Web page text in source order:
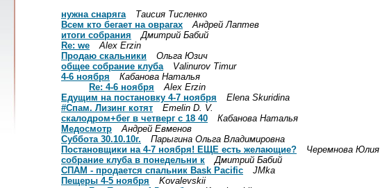
нужна снаряга
Таисия Тисленко
Всем кто бегает на оврагах
Андрей Лаптев
итоги собрания
Дмитрий Бабий
Re: we
Alex Erzin
Продаю скальники
Ольга Юзич
общее собрание клуба
Valinurov Timur
4-6 ноября
Кабанова Наталья
Re: 4-6 ноября
Alex Erzin
Едущим на постановку 4-7 ноября
Elena Skuridina
#Спам. Лизинг котят
Emelin D. V.
скалодром+бег в четверг с 18 40
Кабанова Наталья
Медосмотр
Aндрей Евменов
Суббота 30.10.10г.
Парыгина Ольга Владимировна
Постановщики на 4-7 ноября! ЕЩЕ есть желающие?
Черемнова Юлия
собрание клуба в понедельни к
Дмитрий Бабий
СПАМ - продается спальник Bask Pacific
JMka
Пещеры 4-5 ноября
Kovalevskii